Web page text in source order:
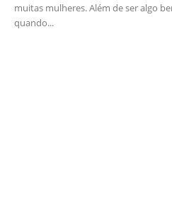
muitas mulheres. Além de ser algo
quando...